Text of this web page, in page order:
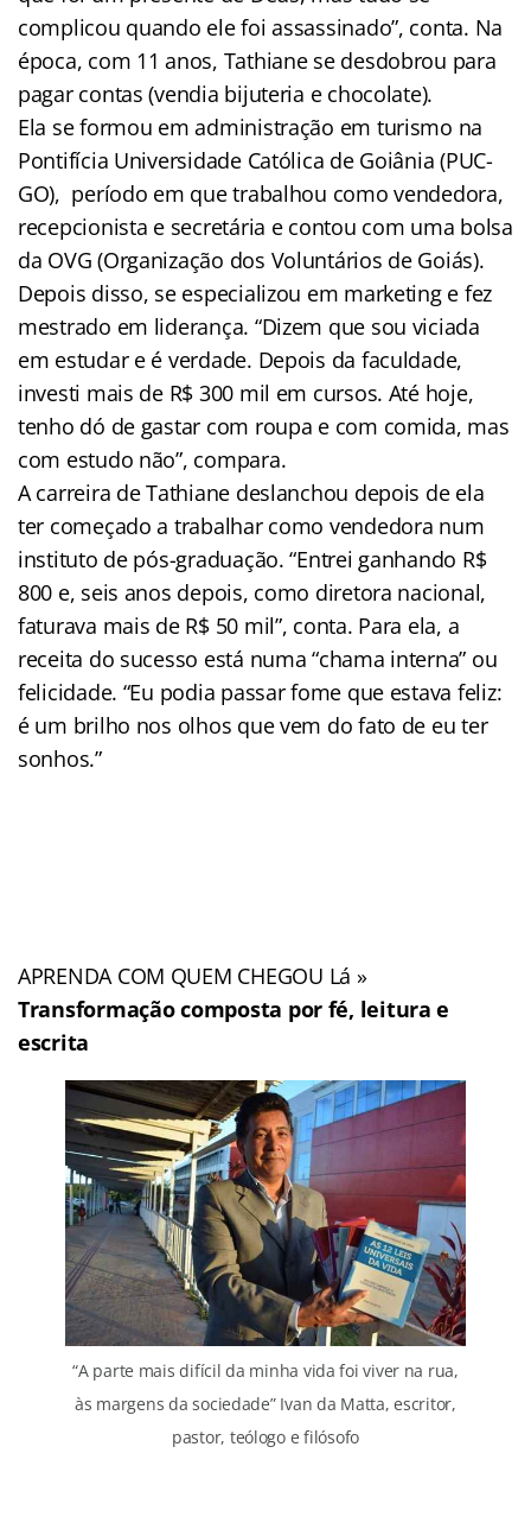
complicou quando ele foi assassinado”, conta. Na
época, com 11 anos, Tathiane se desdobrou para
pagar contas (vendia bijuteria e chocolate).
Ela se formou em administração em turismo na
Pontifícia Universidade Católica de Goiânia (PUC-
GO), período em que trabalhou como vendedora,
recepcionista e secretária e contou com uma bolsa
da OVG (Organização dos Voluntários de Goiás).
Depois disso, se especializou em marketing e fez
mestrado em liderança. “Dizem que sou viciada
em estudar e é verdade. Depois da faculdade,
investi mais de R$ 300 mil em cursos. Até hoje,
tenho dó de gastar com roupa e com comida, mas
com estudo não”, compara.
A carreira de Tathiane deslanchou depois de ela
ter começado a trabalhar como vendedora num
instituto de pós-graduação. “Entrei ganhando R$
800 e, seis anos depois, como diretora nacional,
faturava mais de R$ 50 mil”, conta. Para ela, a
receita do sucesso está numa “chama interna” ou
felicidade. “Eu podia passar fome que estava feliz:
é um brilho nos olhos que vem do fato de eu ter
sonhos.”
APRENDA COM QUEM CHEGOU Lá »
Transformação composta por fé, leitura e
escrita
“A parte mais difícil da minha vida foi viver na rua,
às margens da sociedade” Ivan da Matta, escritor,
pastor, teólogo e filósofo